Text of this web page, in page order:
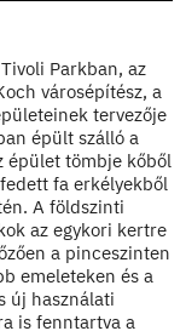
Parkban, az
városépítész, a
tervezője
épült szálló a
épület tömbje kőből
fa erkélyekből
A földszinti
az egykori kertre
a pinceszinten
emeleteken és a
új használati
is fenntartva a